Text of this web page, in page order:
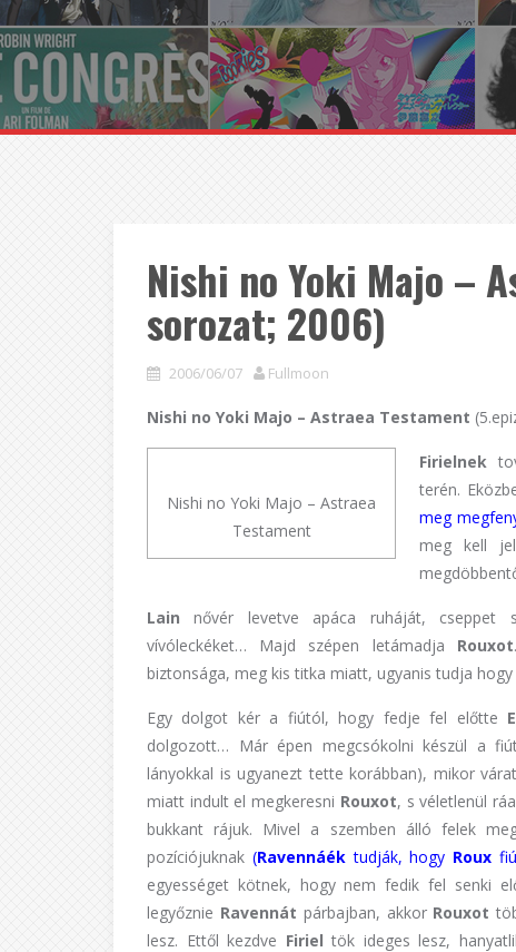
Nishi no Yoki Majo –
sorozat; 2006)
2006/06/07 Fullmoon
Nishi no Yoki Majo – Astraea Testament
Nishi no Yoki Majo – Astraea
Testament
Firielnek
terén.
meg
meg kell
Lainnővér levetve apáca ruháját, cseppet
vívóleckéket… Majd szépen letámadja Rouxot
biztonsága, meg kis titka miatt, ugyanis tudja
Egy dolgot kér a fiútól, hogy fedje fel előtte
dolgozott… Már épen megcsókolni készül a
lányokkal is ugyanezt tette korábban), mikor
miatt indult el megkeresni Rouxot, s véletlenül
bukkant rájuk. Mivel a szemben álló felek
pozíciójuknak (Ravennáéktudják, hogy Roux
egyességet kötnek, hogy nem fedik fel senki
legyőznie Ravennát párbajban, akkor Rouxot
lesz. Ettől kezdve Firieltök ideges lesz,